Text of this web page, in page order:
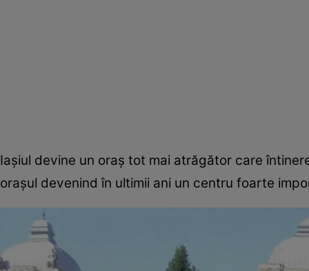
Iașiul devine un oraș tot mai atrăgător care
orașul devenind în ultimii ani un centru foarte